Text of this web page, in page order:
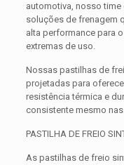
automotiva, nosso
soluções de frenagem
alta performance para
extremas de uso.
Nossas pastilhas de
projetadas para
resistência térmica e
consistente mesmo
PASTILHA DE FREIO
As pastilhas de freio